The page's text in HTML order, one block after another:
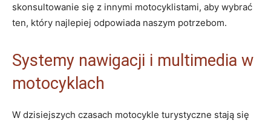
skonsultowanie się z innymi motocyklistami, aby wybrać
ten, który najlepiej odpowiada naszym potrzebom.
Systemy nawigacji i multimedia w
motocyklach
W dzisiejszych czasach motocykle turystyczne stają się